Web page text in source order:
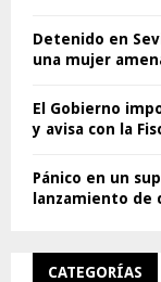
Detenido en
una mujer
El Gobierno
y avisa con la
Pánico en un
lanzamiento de
CATEGORÍAS